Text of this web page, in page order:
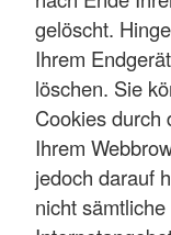
gelöscht.
Ihrem
löschen. Sie
Cookies durch
Ihrem
jedoch darauf
nicht